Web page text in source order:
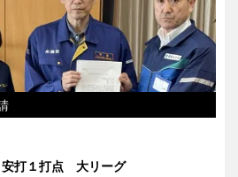
安打１打点 大リーグ